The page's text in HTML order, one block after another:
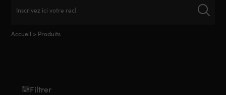
Inscrivez ici votre recherche
Accueil > Produits
Filtrer